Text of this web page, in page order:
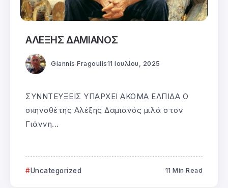
ΑΛΕΞΗΣ ΔΑΜΙΑΝΟΣ
Giannis Fragoulis11 Ιουλίου, 2025
ΣΥΝΝΤΕΥΞΕΙΣ ΥΠΑΡΧΕΙ ΑΚΟΜΑ ΕΛΠΙΔΑ Ο
σκηνοθέτης Αλέξης Δαμιανός μιλά στον
Γιάννη...
Uncategorized 11 Min Read